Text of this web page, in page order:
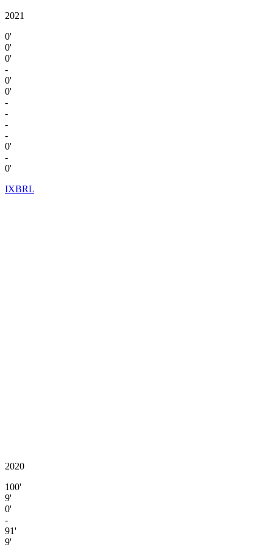
2021
0'
0'
0'
-
0'
0'
-
-
-
-
0'
-
0'
IXBRL
2020
100'
9'
0'
-
91'
9'